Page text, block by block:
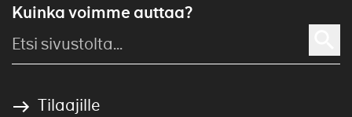
Kuinka voimme auttaa?
Tilaajille